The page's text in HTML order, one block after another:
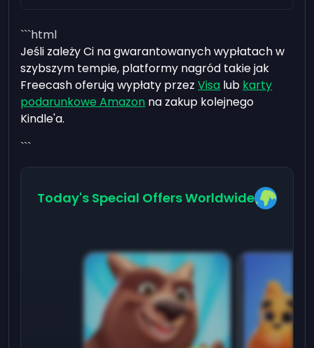
```html
Jeśli zależy Ci na gwarantowanych wypłatach w
szybszym tempie, platformy nagród takie jak
Freecash oferują wypłaty przezVisa lub karty
podarunkowe Amazon na zakup kolejnego
Kindle'a.
```
Today's Special Offers Worldwide